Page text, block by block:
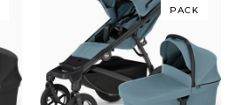
PACK